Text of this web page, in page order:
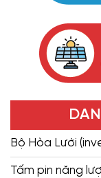
Bộ Hòa Lưới
Tấm pin năng